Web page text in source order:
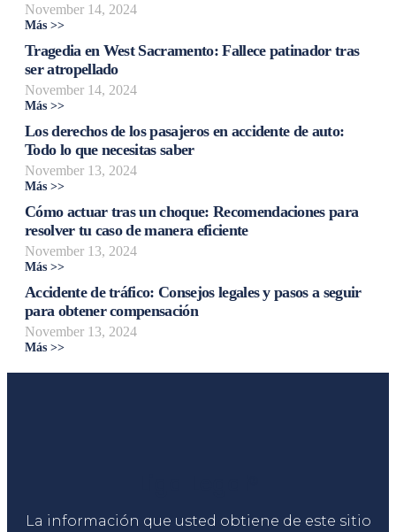
November 14, 2024
Más >>
Tragedia en West Sacramento: Fallece patinador tras
ser atropellado
November 14, 2024
Más >>
Los derechos de los pasajeros en accidente de auto:
Todo lo que necesitas saber
November 13, 2024
Más >>
Cómo actuar tras un choque: Recomendaciones para
resolver tu caso de manera eficiente
November 13, 2024
Más >>
Accidente de tráfico: Consejos legales y pasos a seguir
para obtener compensación
November 13, 2024
Más >>
La información que usted obtiene de este sitio